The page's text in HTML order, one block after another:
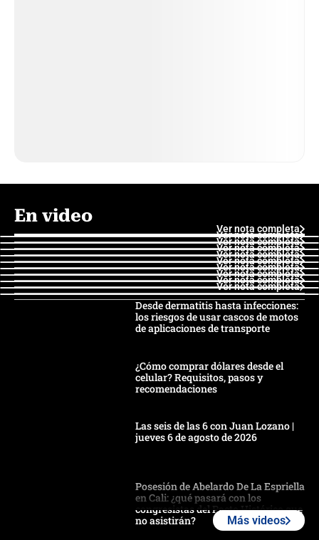
En video
Ver nota completa
Ver nota completa
Ver nota completa
Ver nota completa
Ver nota completa
Ver nota completa
Ver nota completa
Ver nota completa
Ver nota completa
Ver nota completa
Desde dermatitis hasta infecciones:
los riesgos de usar cascos de motos
de aplicaciones de transporte
¿Cómo comprar dólares desde el
celular? Requisitos, pasos y
recomendaciones
Las seis de las 6 con Juan Lozano |
jueves 6 de agosto de 2026
Posesión de Abelardo De La Espriella
en Cali: ¿qué pasará con los
congresistas del Pacto Histórico que
no asistirán?
Más videos